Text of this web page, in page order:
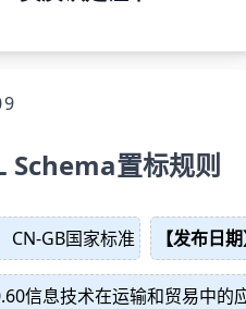
Schema置标规则
CN-GB国家标准 【发布日期
信息技术在运输和贸易中的